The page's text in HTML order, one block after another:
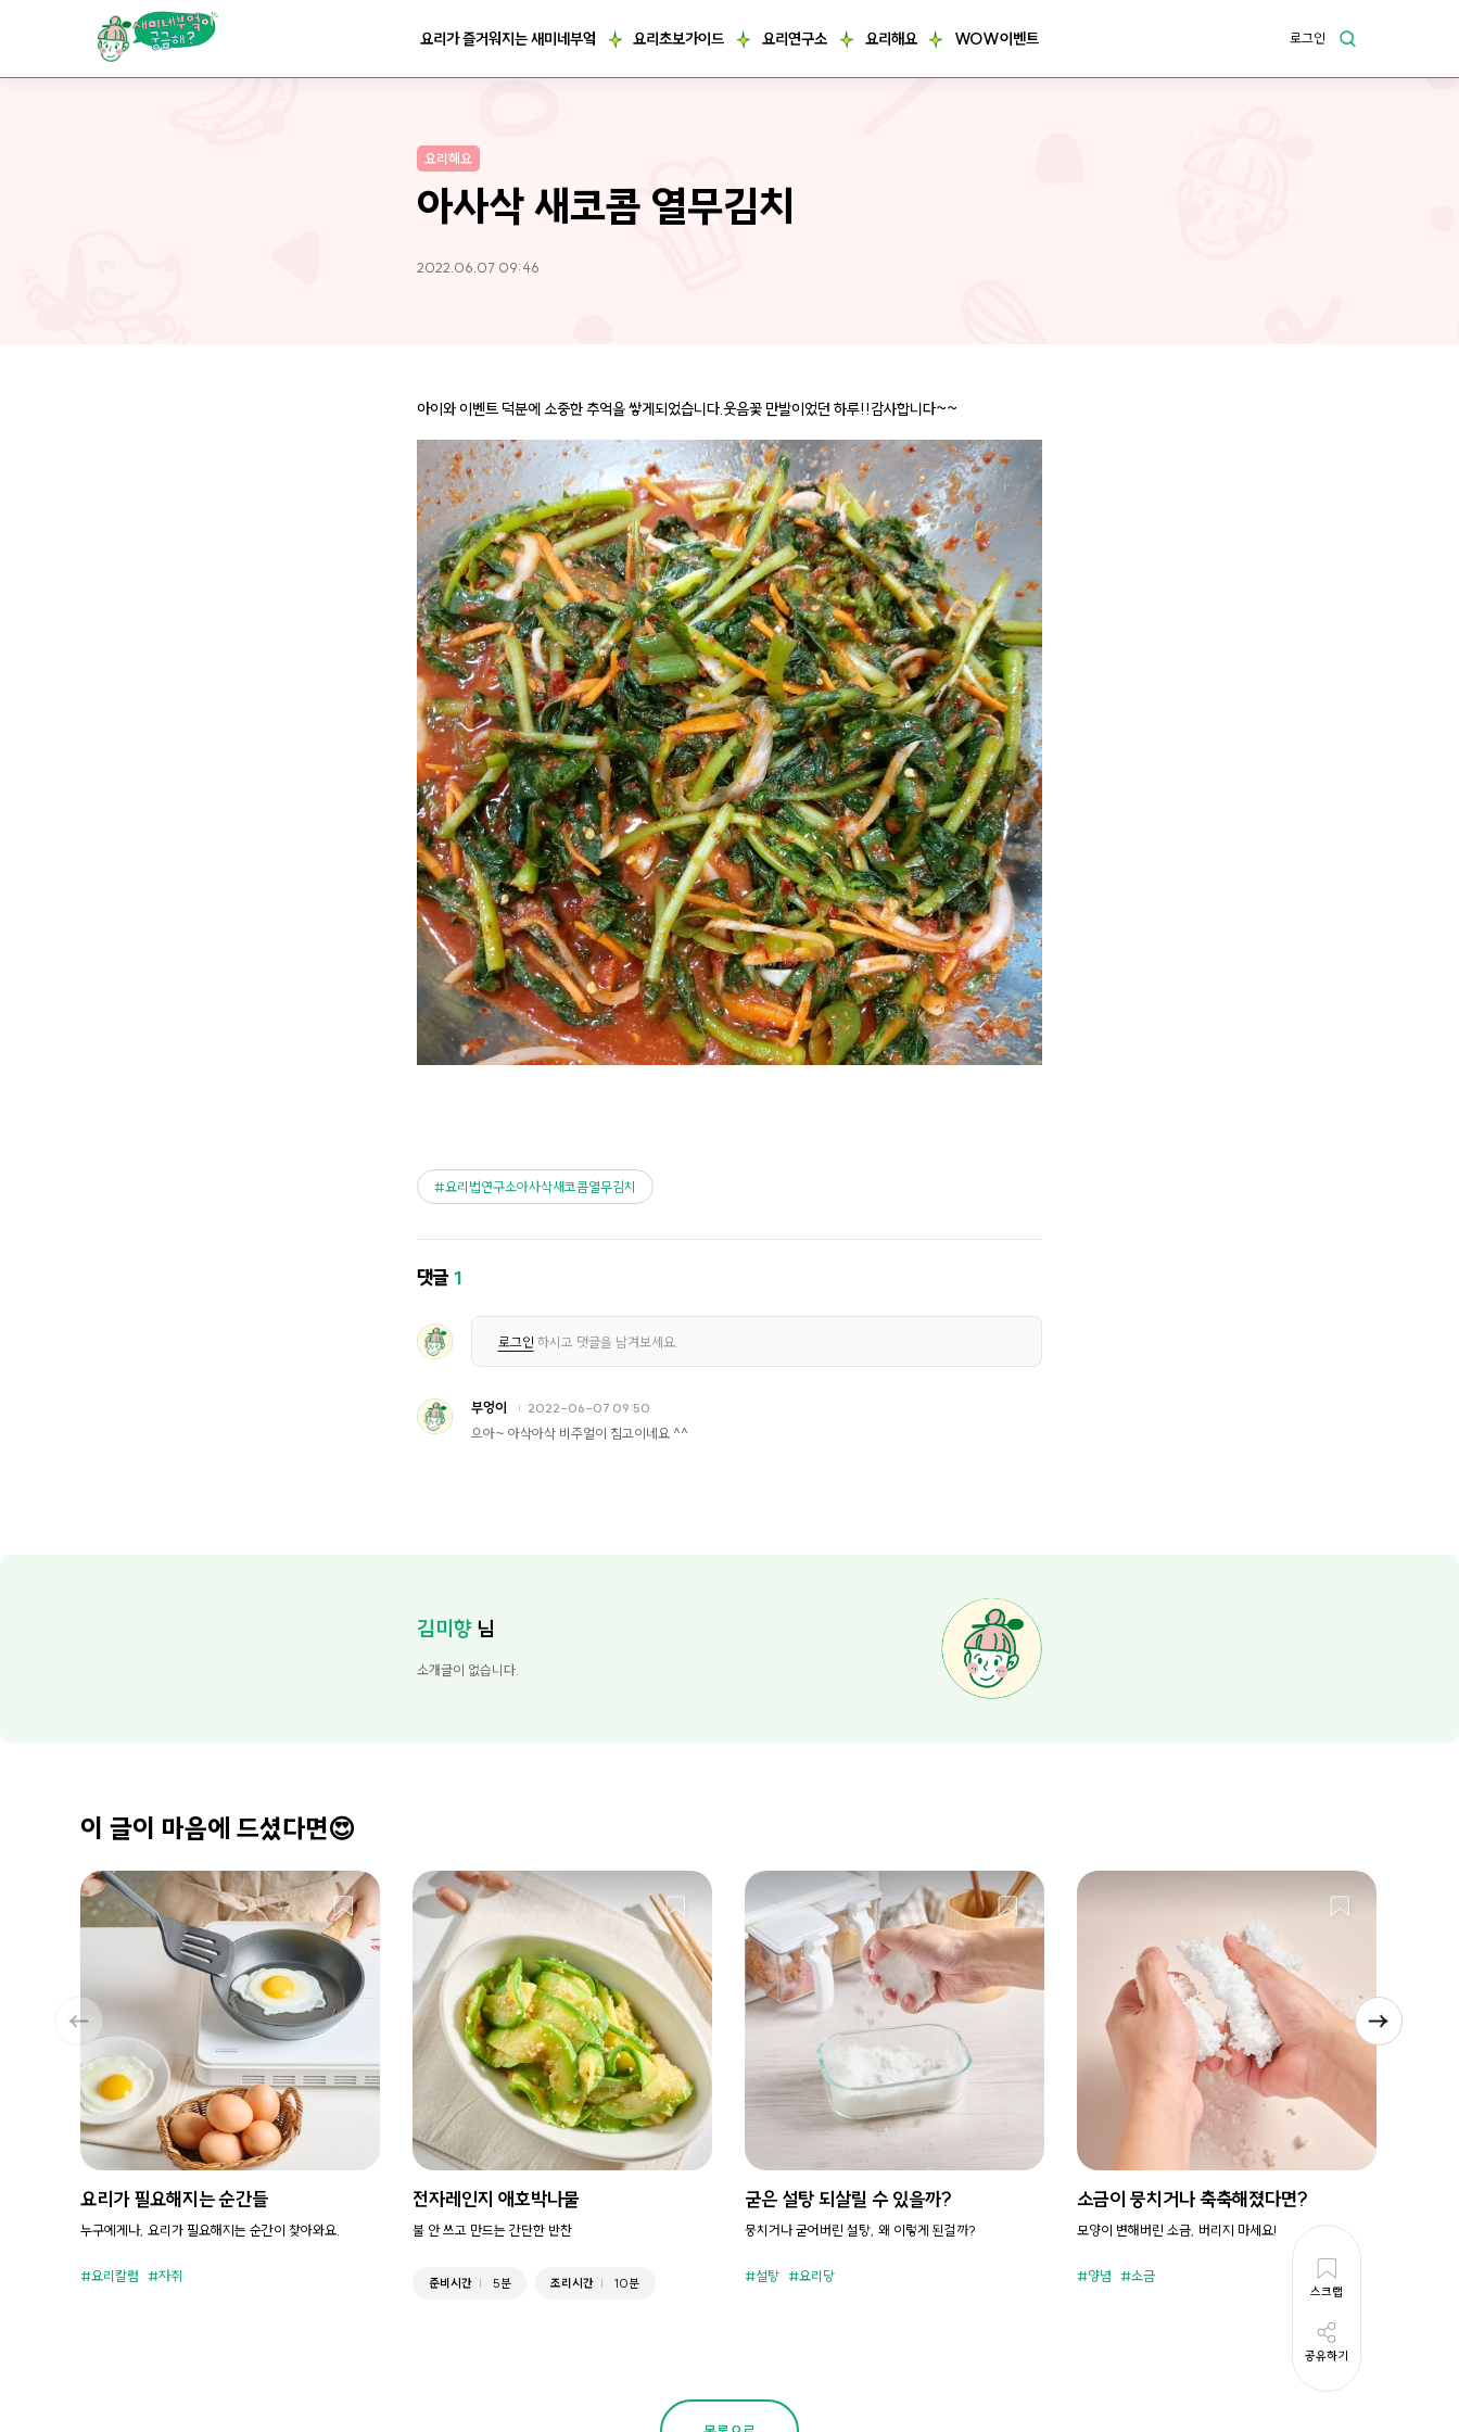
요리가 즐거워지는 새미네부엌 요리초보가이드 요리연구소 요리해요 WOW이벤트 로그인
스크랩
공유하기
요리해요
아사삭 새코콤 열무김치
2022.06.07 09:46
아이와 이벤트 덕분에 소중한 추억을 쌓게되었습니다.웃음꽃 만발이었던 하루!!감사합니다~~
요리법연구소아사삭새코콤열무김치
댓글1
로그인 하시고 댓글을 남겨보세요.
부엉이 2022-06-07 09:50
으아~ 아삭아삭 비주얼이 침고이네요 ^^
김미향 님
소개글이 없습니다.
이 글이 마음에 드셨다면😍
요리가 필요해지는 순간들
누구에게나, 요리가 필요해지는 순간이 찾아와요.
요리칼럼 자취
전자레인지 애호박나물
불 안 쓰고 만드는 간단한 반찬
준비시간 5분 조리시간 10분
굳은 설탕 되살릴 수 있을까?
뭉치거나 굳어버린 설탕, 왜 이렇게 된걸까?
설탕 요리당
소금이 뭉치거나 축축해졌다면?
모양이 변해버린 소금, 버리지 마세요!
양념 소금